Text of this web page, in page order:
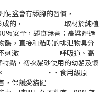
便盆會有舔腳的習慣，
藝形成的， 取材於純植
安全，舔食無害；高粱經過
接和貓咪的排泄物臭分
粉塵不刺激 呼吸道、高
點，初次貓砂使用的幼貓及懷
。 ‧‧食用級原
，保護愛貓健